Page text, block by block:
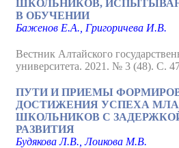
ШКОЛЬНИКОВ,
В ОБУЧЕНИИ
Баженов Е.А., Григоричева И.В.
Вестник Алтайского
университета. 2021. № 3 (48). С.
ПУТИ И ПРИЕМЫ
ДОСТИЖЕНИЯ УСПЕХА
ШКОЛЬНИКОВ С
РАЗВИТИЯ
Будякова Л.В., Лоикова М.В.